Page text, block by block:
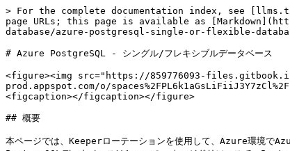
> For the complete documentation index, see
page URLs; this page is available as
database/azure-postgresql-single-or-flexible-
# Azure PostgreSQL - シングル/フレキシブルデータベース
<figure><img src="https://859776093-
prod.appspot.com/o/
<figcaption></figcaption></figure>
## 概要
本ページでは、Keeperローテーションを使用して、Azure環境で